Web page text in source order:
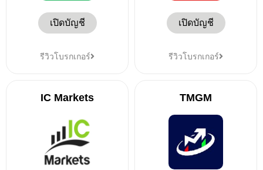
เปิดบัญชี
รีวิวโบรกเกอร์
เปิดบัญชี
รีวิวโบรกเกอร์
IC Markets TMGM